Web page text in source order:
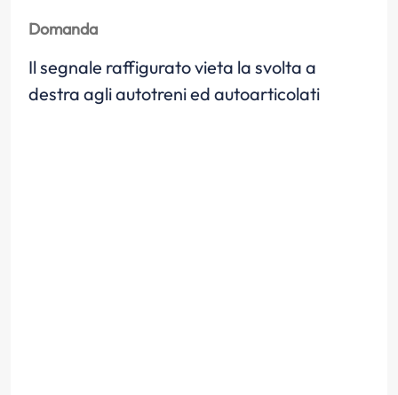
Domanda
Il segnale raffigurato vieta la svolta a
destra agli autotreni ed autoarticolati